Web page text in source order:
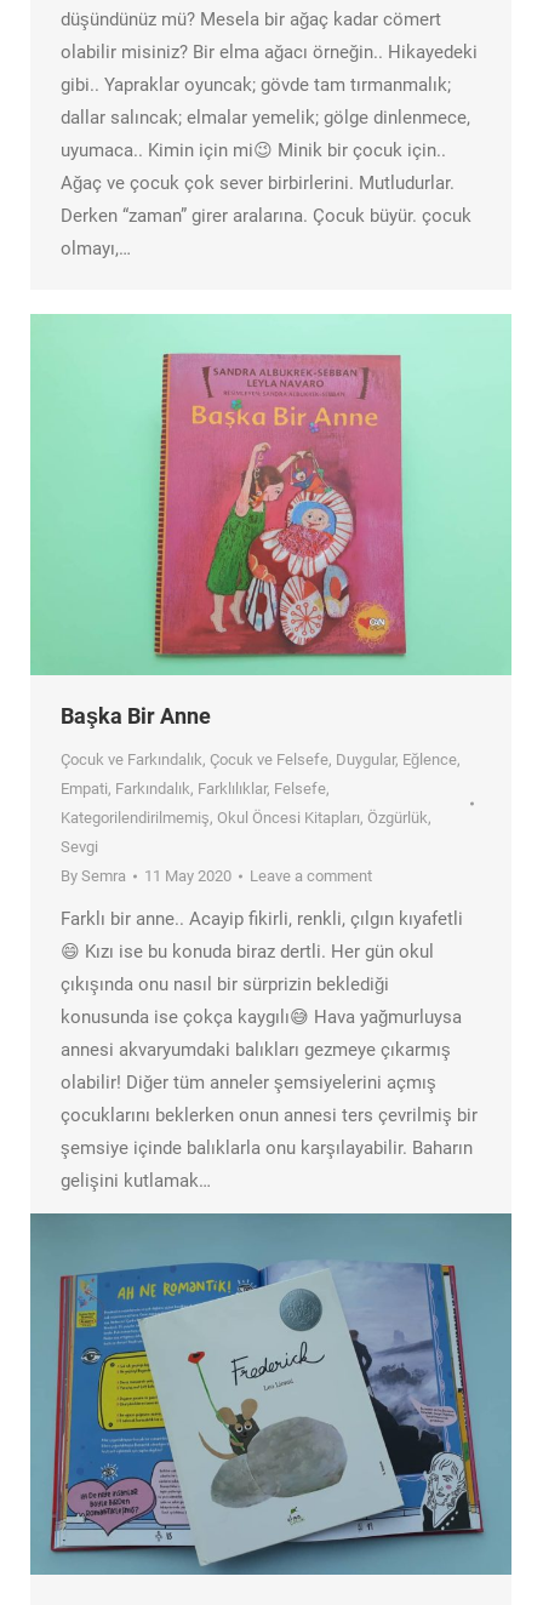
düşündünüz mü? Mesela bir ağaç kadar cömert
olabilir misiniz? Bir elma ağacı örneğin.. Hikayedeki
gibi.. Yapraklar oyuncak; gövde tam tırmanmalık;
dallar salıncak; elmalar yemelik; gölge dinlenmece,
uyumaca.. Kimin için mi😉 Minik bir çocuk için..
Ağaç ve çocuk çok sever birbirlerini. Mutludurlar.
Derken “zaman” girer aralarına. Çocuk büyür. çocuk
olmayı,…
Başka Bir Anne
Çocuk ve Farkındalık, Çocuk ve Felsefe, Duygular, Eğlence,
Empati, Farkındalık, Farklılıklar, Felsefe,
Kategorilendirilmemiş, Okul Öncesi Kitapları, Özgürlük,
Sevgi
By Semra 11 May 2020 Leave a comment
Farklı bir anne.. Acayip fikirli, renkli, çılgın kıyafetli
😄 Kızı ise bu konuda biraz dertli. Her gün okul
çıkışında onu nasıl bir sürprizin beklediği
konusunda ise çokça kaygılı😅 Hava yağmurluysa
annesi akvaryumdaki balıkları gezmeye çıkarmış
olabilir! Diğer tüm anneler şemsiyelerini açmış
çocuklarını beklerken onun annesi ters çevrilmiş bir
şemsiye içinde balıklarla onu karşılayabilir. Baharın
gelişini kutlamak…